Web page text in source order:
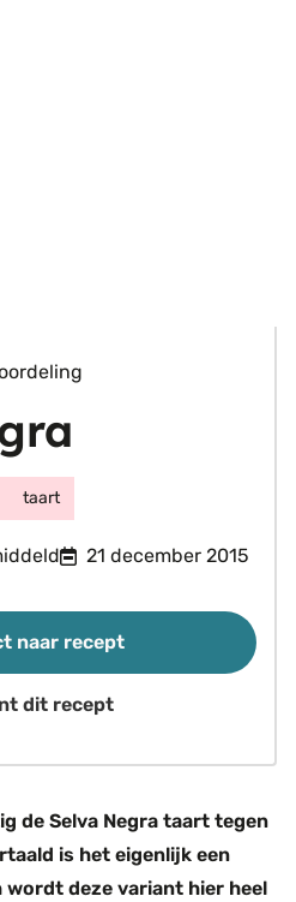
taart
21 december 2015
naar recept
dit recept
de Selva Negra taart tegen
is het eigenlijk een
wordt deze variant hier heel